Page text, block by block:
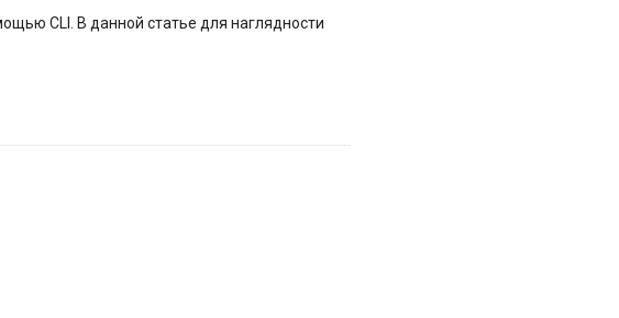
CLI. В данной статье для наглядности